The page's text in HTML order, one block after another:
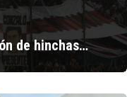
de hinchas…